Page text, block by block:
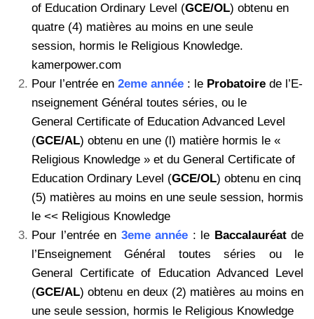
of Education Ordinary Level (GCE/OL) obtenu en
quatre (4) matières au moins en une seule
session, hormis le Religious Knowledge.
kamerpower.com
Pour l’entrée en 2eme année : le Probatoire de l’E-
nseignement Général toutes séries, ou le
General Certificate of Education Advanced Level
(GCE/AL) obtenu en une (l) matière hormis le «
Religious Knowledge » et du General Certificate of
Education Ordinary Level (GCE/OL) obtenu en cinq
(5) matières au moins en une seule session, hormis
le << Religious Knowledge
Pour l’entrée en 3eme année : le Baccalauréatde
l’Enseignement Général toutes séries ou le
GeneralCertificate of Education Advanced Level
(GCE/AL) obtenu en deux (2) matières au moins en
une seule session, hormis le Religious Knowledge